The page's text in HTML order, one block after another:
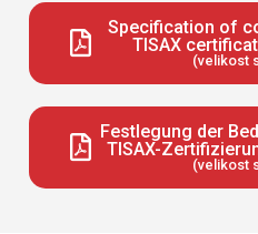
Specification of
TISAX
(velikost
Festlegung der
TISAX-
(velikost